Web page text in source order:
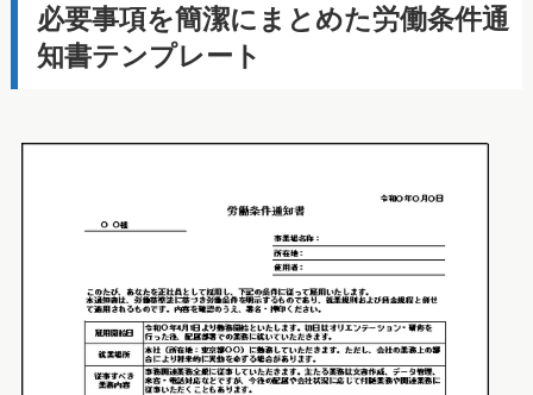
必要事項を簡潔にまとめた労働条件通
知書テンプレート